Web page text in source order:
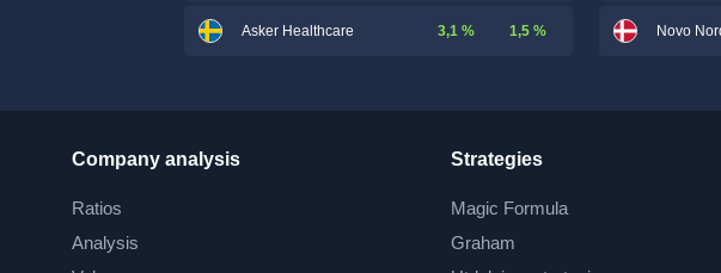
Asker Healthcare 3,1 % 1,5 % Novo
Company analysis
Ratios
Analysis
Strategies
Magic Formula
Graham